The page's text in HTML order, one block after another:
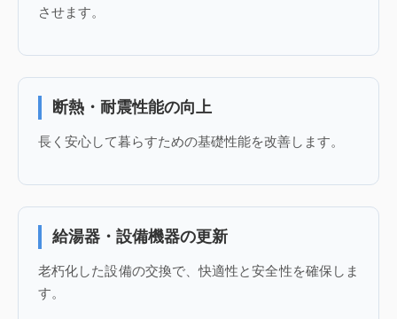
させます。
断熱・耐震性能の向上
長く安心して暮らすための基礎性能を改善します。
給湯器・設備機器の更新
老朽化した設備の交換で、快適性と安全性を確保しま
す。